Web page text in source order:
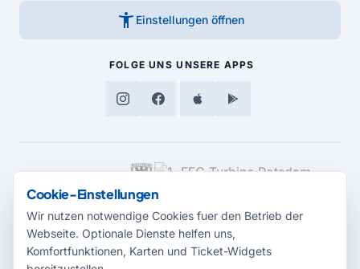
accessibility_new Einstellungen öffnen
FOLGE UNS UNSERE APPS
MEDIENPARTNER
Cookie-Einstellungen
Wir nutzen notwendige Cookies fuer den Betrieb der
Webseite. Optionale Dienste helfen uns,
Komfortfunktionen, Karten und Ticket-Widgets